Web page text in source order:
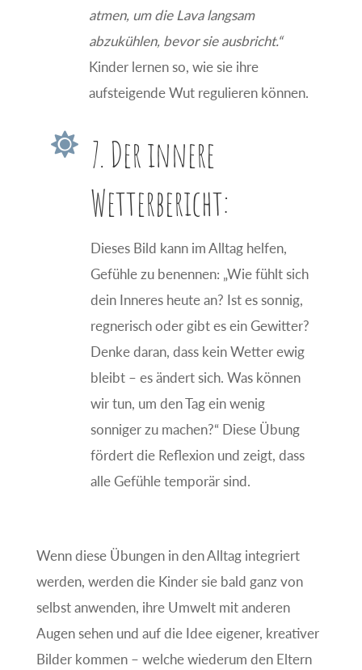
atmen, um die Lava langsam
abzukühlen, bevor sie ausbricht.“
Kinder lernen so, wie sie ihre
aufsteigende Wut regulieren können.
 7. Der innere
Wetterbericht:
Dieses Bild kann im Alltag helfen,
Gefühle zu benennen: „Wie fühlt sich
dein Inneres heute an? Ist es sonnig,
regnerisch oder gibt es ein Gewitter?
Denke daran, dass kein Wetter ewig
bleibt – es ändert sich. Was können
wir tun, um den Tag ein wenig
sonniger zu machen?“ Diese Übung
fördert die Reflexion und zeigt, dass
alle Gefühle temporär sind.
Wenn diese Übungen in den Alltag integriert
werden, werden die Kinder sie bald ganz von
selbst anwenden, ihre Umwelt mit anderen
Augen sehen und auf die Idee eigener, kreativer
Bilder kommen – welche wiederum den Eltern